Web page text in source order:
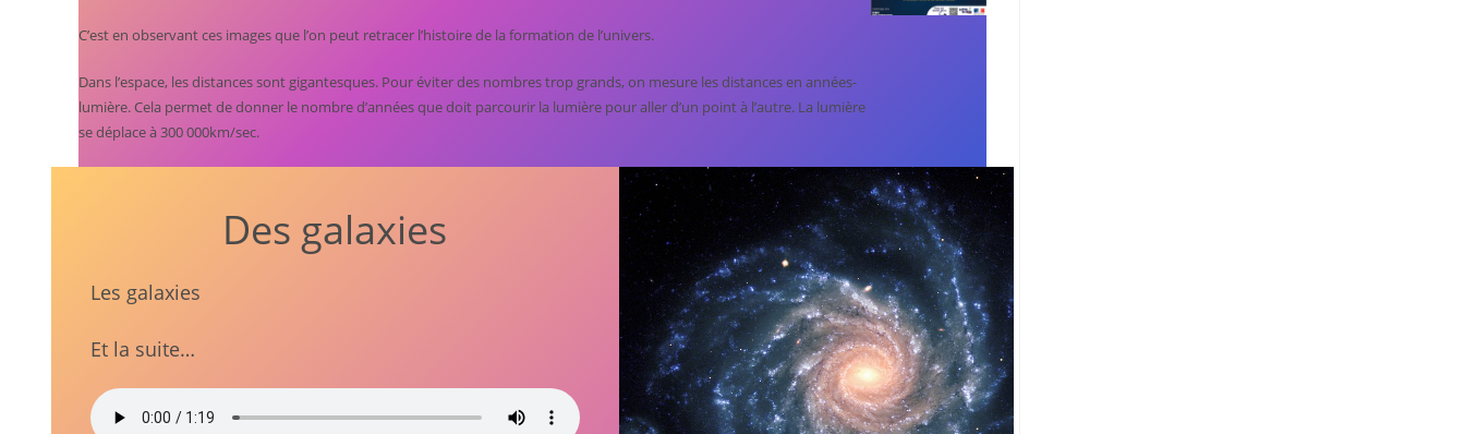
C’est en observant ces images que l’on peut retracer l’histoire de la formation de l’univers.
Dans l’espace, les distances sont gigantesques. Pour éviter des nombres trop grands, on mesure les distances en années-
lumière. Cela permet de donner le nombre d’années que doit parcourir la lumière pour aller d’un point à l’autre. La lumière
se déplace à 300 000km/sec.
Des galaxies
Les galaxies
Et la suite…